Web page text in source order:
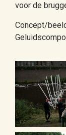
voor de
Concept/